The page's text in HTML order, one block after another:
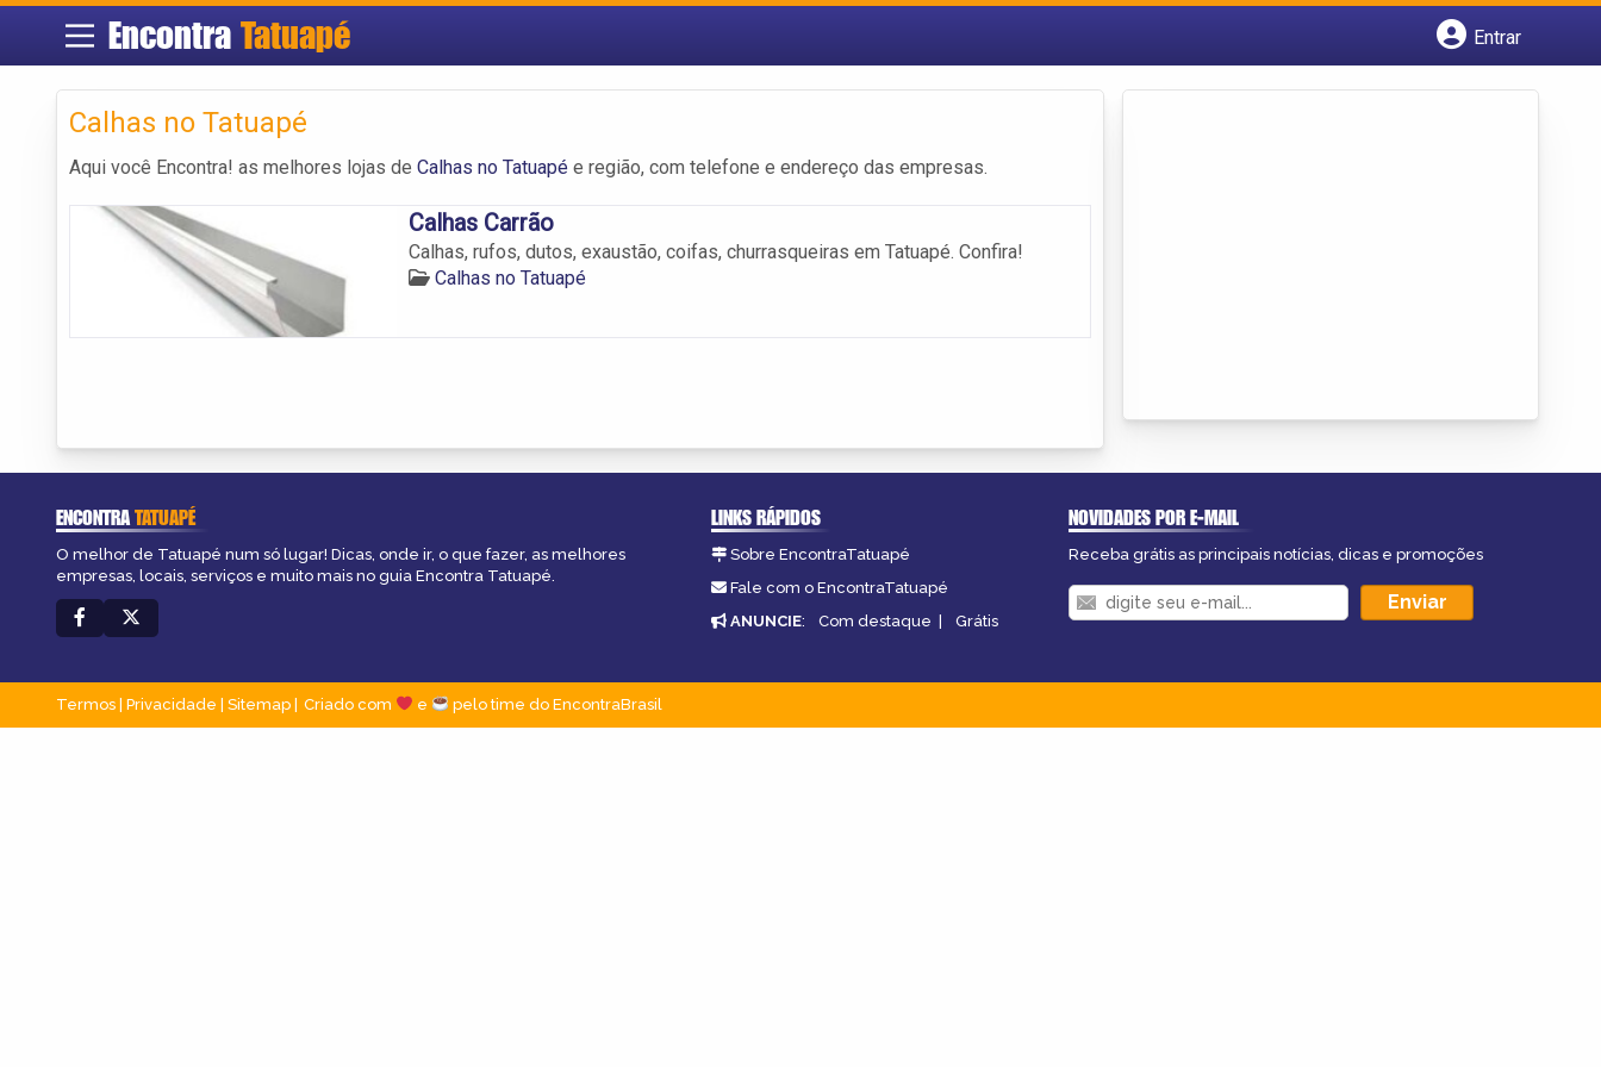
Encontra Tatuapé
Entrar
Calhas no Tatuapé
Aqui você Encontra! as melhores lojas de Calhas no Tatuapé e região, com telefone e endereço das empresas.
Calhas Carrão
Calhas, rufos, dutos, exaustão, coifas, churrasqueiras em Tatuapé. Confira!
Calhas no Tatuapé
ENCONTRATATUAPÉ
O melhor de Tatuapé num só lugar! Dicas, onde ir, o que fazer, as melhores
empresas, locais, serviços e muito mais no guia Encontra Tatuapé.
LINKS RÁPIDOS
Sobre EncontraTatuapé
Fale com o EncontraTatuapé
ANUNCIE: Com destaque | Grátis
NOVIDADES POR E-MAIL
Receba grátis as principais notícias, dicas e promoções
Termos Privacidade Sitemap Criado com e pelo time do EncontraBrasil